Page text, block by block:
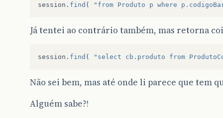
session . find ( "from Produto p where
Já tentei ao contrário também, mas retorna
session . find ( "select cb.produto from
Não sei bem, mas até onde li parece que tem
Alguém sabe?!